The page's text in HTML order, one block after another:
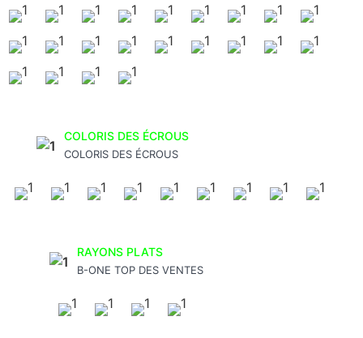
COLORIS DES ÉCROUS
COLORIS DES ÉCROUS
RAYONS PLATS
B-ONE TOP DES VENTES